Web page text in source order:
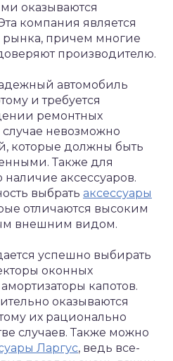
оказываются
компания является
причем многие
производителю.
автомобиль
и требуется
ремонтных
невозможно
которые должны быть
Также для
аксессуаров.
выбрать аксессуары
отличаются высоким
внешним видом.
успешно выбирать
оконных
капотов.
оказываются
их рационально
случаев. Также можно
Ларгус, ведь все-